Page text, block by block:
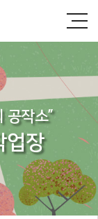
작소”
업장